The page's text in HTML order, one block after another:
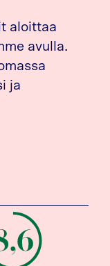
aloittaa
avulla.
ja